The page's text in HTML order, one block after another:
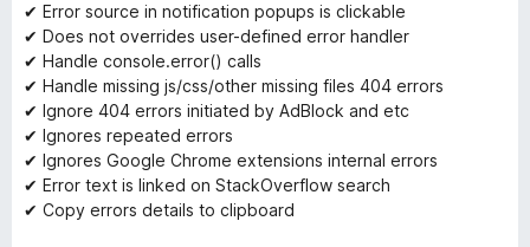
✔ Error source in notification popups is clickable
✔ Does not overrides user-defined error handler
✔ Handle console.error() calls
✔ Handle missing js/css/other missing files 404 errors
✔ Ignore 404 errors initiated by AdBlock and etc
✔ Ignores repeated errors
✔ Ignores Google Chrome extensions internal errors
✔ Error text is linked on StackOverflow search
✔ Copy errors details to clipboard